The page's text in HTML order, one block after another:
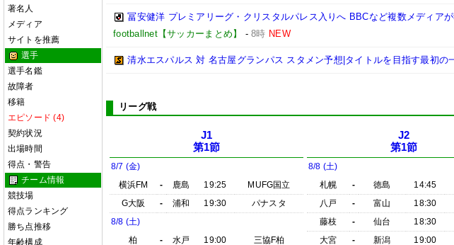
著名人
メディア
サイトを推薦
選手
選手名鑑
故障者
移籍
エピソード (4)
契約状況
出場時間
得点・警告
チーム情報
競技場
得点ランキング
勝ち点推移
年齢構成
冨安健洋 プレミアリーグ・クリスタルパレス入りへ BBCなど複数メディア
footballnet【サッカーまとめ】
-8時 NEW
清水エスパルス 対 名古屋グランパス スタメン予想|タイトルを目指す最初の
リーグ戦
J1
第1節
8/7 (金)
横浜FM
- 鹿島 19:25
MUFG国立
G大阪
- 浦和 19:30
パナスタ
8/8 (土)
柏
- 水戸 19:00
三協F柏
J2
第1節
8/8 (土)
札幌
- 徳島 14:45
八戸
- 富山 18:30
藤枝
- 仙台 18:30
大宮
- 新潟 19:00